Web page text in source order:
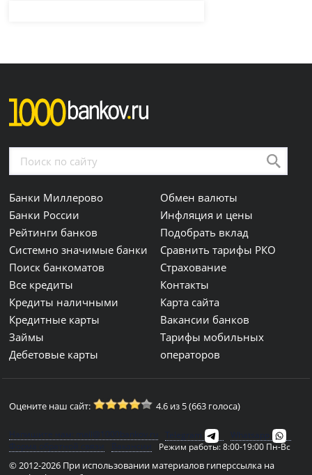
Банки Миллерово
Банки России
Рейтинги банков
Системно значимые банки
Поиск банкоматов
Все кредиты
Кредиты наличными
Кредитные карты
Займы
Дебетовые карты
Обмен валюты
Инфляция и цены
Подобрать вклад
Сравнить тарифы РКО
Страхование
Контакты
Карта сайта
Вакансии банков
Тарифы мобильных
операторов
Оцените наш сайт: 4.6 из 5 (663 голоса)
Напишите нам: mail@1000bankov.ru Telegram
Whatsapp
Форма обратной связи
Вакансии Режим работы: 8:00-19:00 Пн-Вс
© 2012-2026 При использовании материалов гиперссылка на